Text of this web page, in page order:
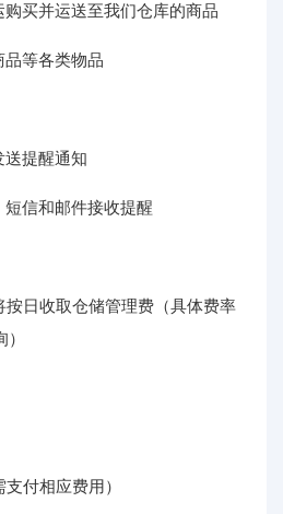
买并运送至我们仓库的商品
等各类物品
送提醒通知
信和邮件接收提醒
按日收取仓储管理费（具体费率
付相应费用）